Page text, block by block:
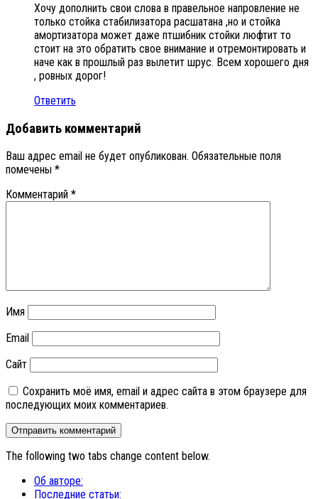
Хочу дополнить свои слова в правельное напровление не
только стойка стабилизатора расшатана ,но и стойка
амортизатора может даже птшибник стойки люфтит то
стоит на это обратить свое внимание и отремонтировать и
наче как в прошлый раз вылетит шрус. Всем хорошего дня
, ровных дорог!
Ответить
Добавить комментарий
Ваш адрес email не будет опубликован. Обязательные поля
помечены *
Комментарий *
Имя
Email
Сайт
Сохранить моё имя, email и адрес сайта в этом браузере для
последующих моих комментариев.
The following two tabs change content below.
Об авторе:
Последние статьи: